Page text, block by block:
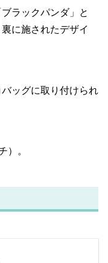
ラックパンダ」と
に施されたデザイ
ッグに取り付けられ
）。